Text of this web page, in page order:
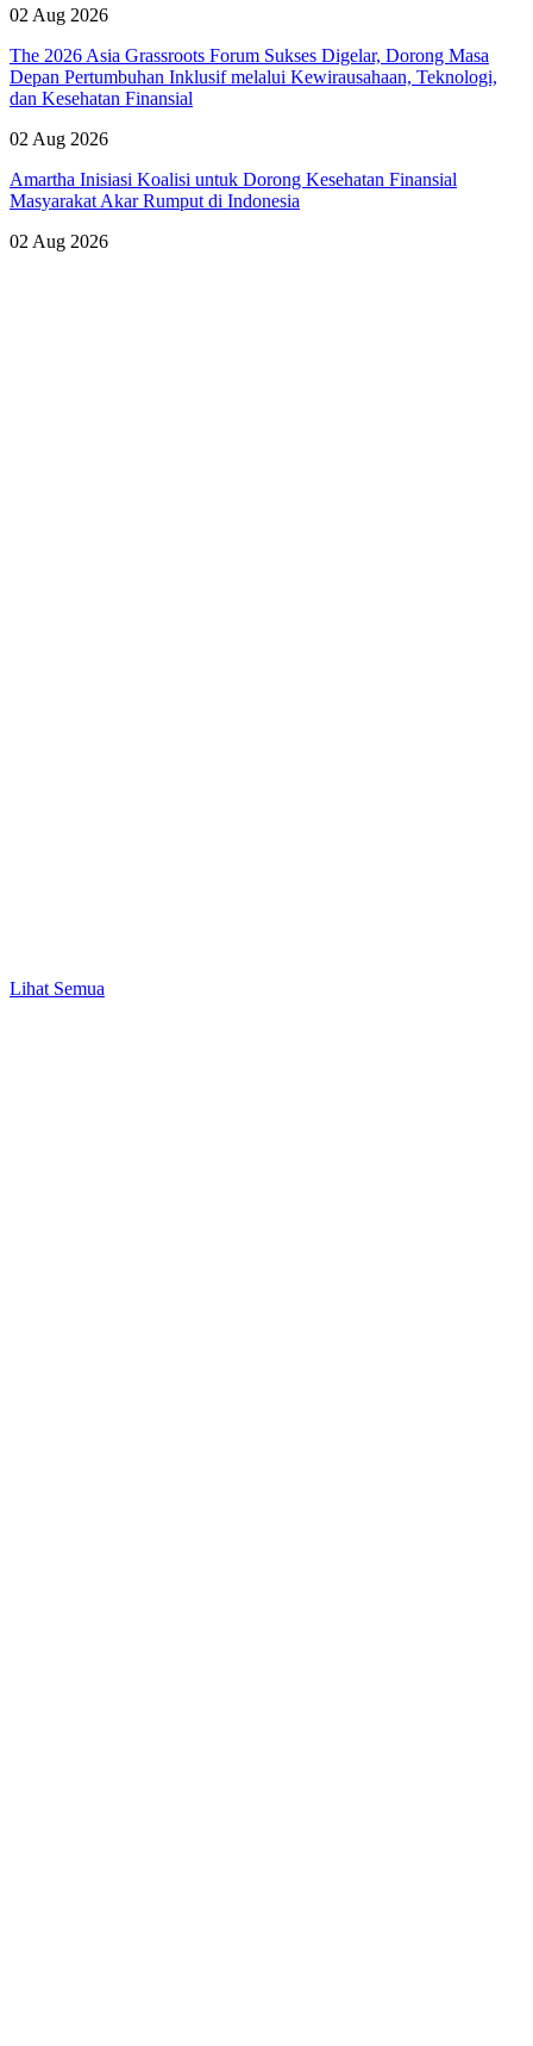
02 Aug 2026
The 2026 Asia Grassroots Forum Sukses Digelar, Dorong Masa
Depan Pertumbuhan Inklusif melalui Kewirausahaan, Teknologi,
dan Kesehatan Finansial
02 Aug 2026
Amartha Inisiasi Koalisi untuk Dorong Kesehatan Finansial
Masyarakat Akar Rumput di Indonesia
02 Aug 2026
Anda?
Lihat Semua